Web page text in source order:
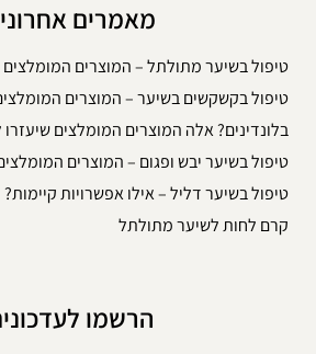
מאמרים
טיפול בשיער מתולתל – המוצרים המומלצים
טיפול בקשקשים בשיער – המוצרים
בלונדינים? אלה המוצרים המומלצים
טיפול בשיער יבש ופגום – המוצרים
טיפול בשיער דליל – אילו אפשרויות קיימות?
קרם לחות לשיער מתולתל
הרשמו